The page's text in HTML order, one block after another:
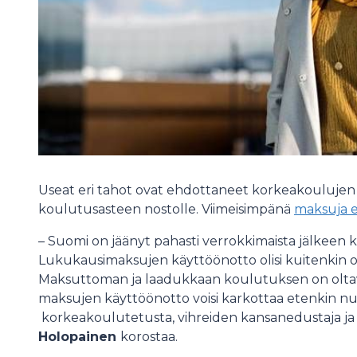
Useat eri tahot ovat ehdottaneet
koulutusasteen nostolle. Viimeisimpänä maksuja
– Suomi on jäänyt pahasti verrokkimaista
Lukukausimaksujen käyttöönotto olisi kuitenkin
Maksuttoman ja laadukkaan koulutuksen on
maksujen käyttöönotto voisi karkottaa etenkin
korkeakoulutetusta, vihreiden kansanedustaja
Holopainen korostaa.